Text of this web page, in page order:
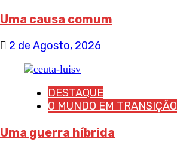
Uma causa comum
2 de Agosto, 2026
DESTAQUE
O MUNDO EM TRANSIÇÃO
Uma guerra híbrida